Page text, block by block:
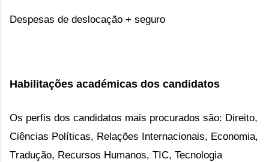
Despesas de deslocação + seguro
Habilitações académicas dos candidatos
Os perfis dos candidatos mais procurados são:
Ciências Políticas, Relações Internacionais, Economia,
Tradução, Recursos Humanos, TIC, Tecnologia